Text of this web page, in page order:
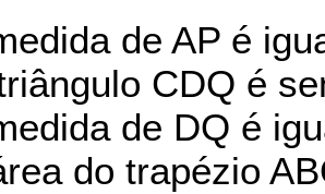
de AP é
CDQ é
de DQ é
do trapézio